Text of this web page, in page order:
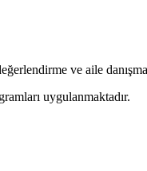
ve aile
uygulanmaktadır.